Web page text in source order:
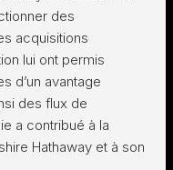
des
acquisitions
lui ont permis
d’un avantage
des flux de
a contribué à la
Hathaway et à son